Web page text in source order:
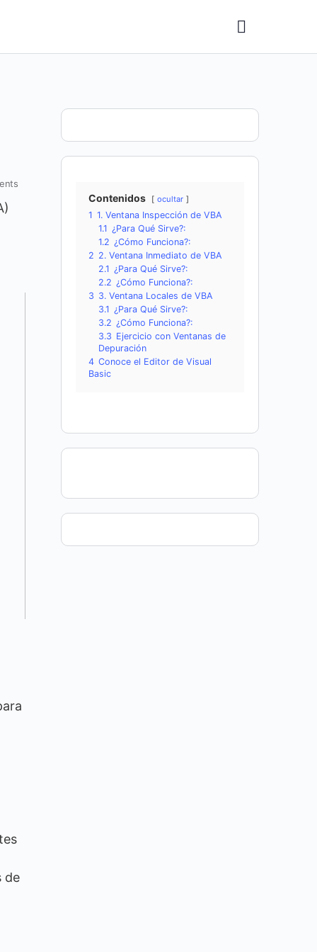
de
Contenidos ocultar
1 1. Ventana Inspección de VBA
1.1 ¿Para Qué Sirve?:
1.2 ¿Cómo Funciona?:
2 2. Ventana Inmediato de VBA
2.1 ¿Para Qué Sirve?:
2.2 ¿Cómo Funciona?:
3 3. Ventana Locales de VBA
3.1 ¿Para Qué Sirve?:
3.2 ¿Cómo Funciona?:
3.3 Ejercicio con Ventanas de
Depuración
4 Conoce el Editor de Visual
Basic